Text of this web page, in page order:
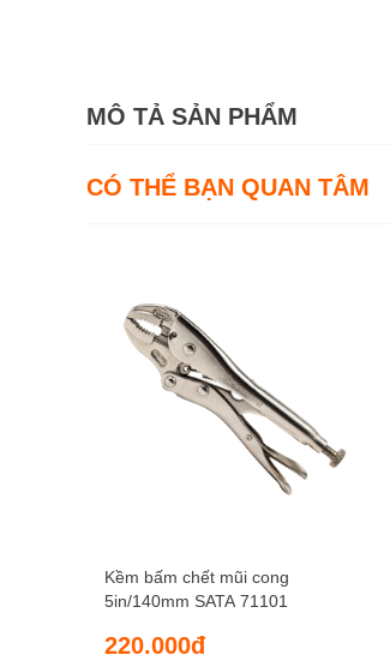
MÔ TẢ SẢN PHẨM
CÓ THỂ BẠN QUAN TÂM
Kềm bấm chết mũi cong
5in/140mm SATA 71101
220.000đ